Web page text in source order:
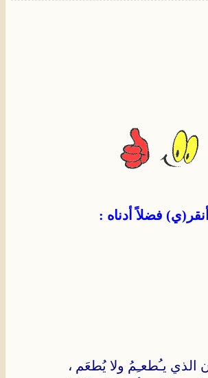
أنقر(ي) فضلاً أدناه :
الذي يـُطعـِمُ ولا يُطعَم ،